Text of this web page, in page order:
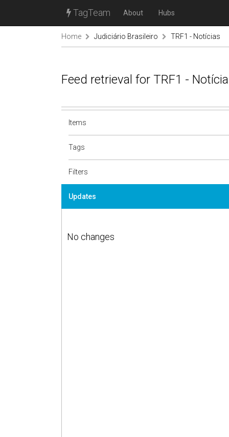
TagTeam About Hubs
Home Judiciário Brasileiro TRF1 - Notícias
Feed retrieval for TRF1 -
Items
Tags
Filters
Updates
No changes